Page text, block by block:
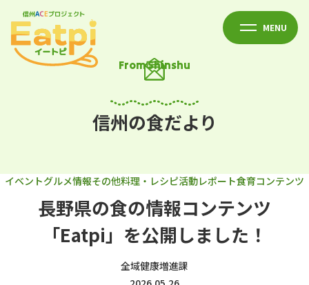
From Shinshu
信州の食だより
イベントグルメ情報その他料理・レシピ活動レポート食育コンテンツ
長野県の食の情報コンテンツ
「Eatpi」を公開しました！
全域健康増進課
MENU